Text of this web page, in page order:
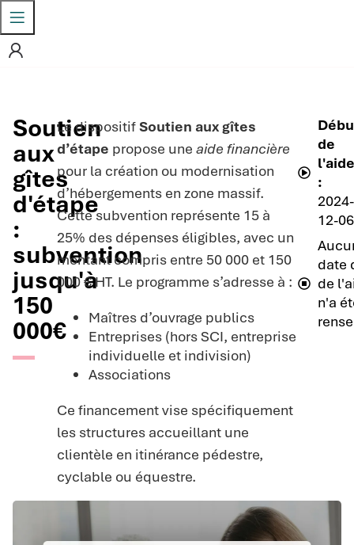
Soutien
aux
gîtes
d'étape
:
subvention
jusqu'à
150
000€
Le dispositifSoutien aux gîtes
d’étape propose une aide financière
pour la création ou modernisation
d’hébergements en zone massif.
Cette subvention représente 15 à
25% des dépenses éligibles, avec un
montant compris entre 50 000 et 150
000 € HT. Le programme s’adresse à :
Maîtres d’ouvrage publics
Entreprises (hors SCI, entreprise
individuelle et indivision)
Associations
Ce financement vise spécifiquement
les structures accueillant une
clientèle en itinérance pédestre,
cyclable ou équestre.
de
:
2024-
12-06
date
de
n'a